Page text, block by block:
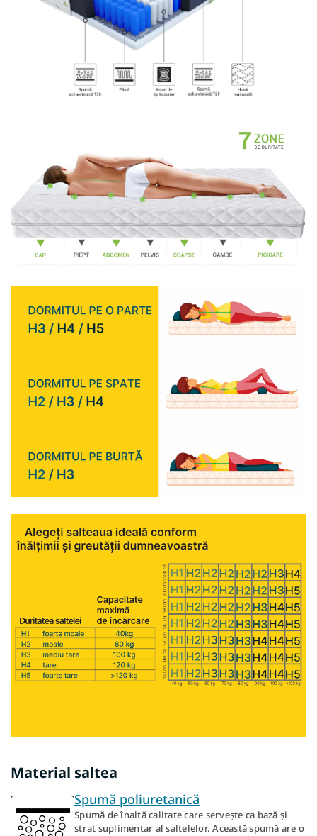
Material saltea
Spumă poliuretanică
Spumă de înaltă calitate care servește ca bază și
strat suplimentar al saltelelor. Această spumă are o